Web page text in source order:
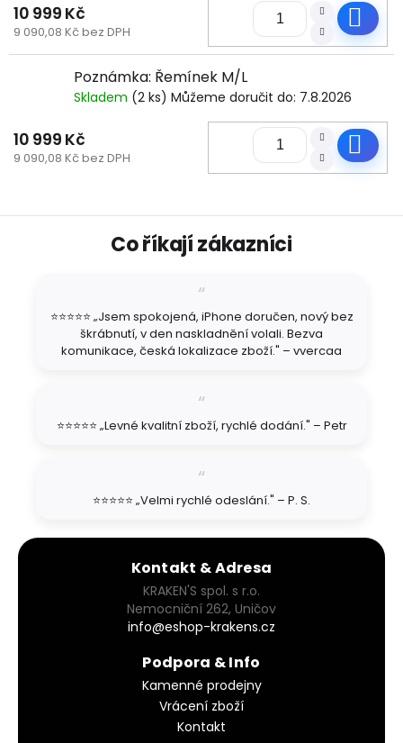
10 999 Kč
9 090,08 Kč bez DPH
Poznámka: Řemínek M/L
Skladem (2 ks) Můžeme doručit do: 7.8.2026
10 999 Kč
9 090,08 Kč bez DPH
Z
Co říkají zákazníci
⭐⭐⭐⭐⭐ „Jsem spokojená, iPhone doručen, nový bez
škrábnutí, v den naskladnění volali. Bezva
komunikace, česká lokalizace zboží." – vvercaa
⭐⭐⭐⭐⭐ „Levné kvalitní zboží, rychlé dodání." – Petr
⭐⭐⭐⭐⭐ „Velmi rychlé odeslání." – P. S.
Kontakt & Adresa
KRAKEN'S spol. s r.o.
Nemocniční 262, Uničov
info@eshop-krakens.cz
Podpora & Info
Kamenné prodejny
Vrácení zboží
Kontakt